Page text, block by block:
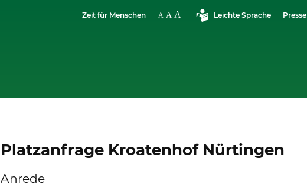
Zeit für Menschen Leichte Sprache Presse
Platzanfrage Kroatenhof Nürtingen
Anrede